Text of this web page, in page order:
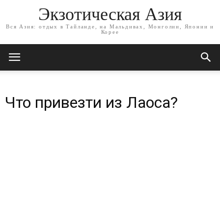
Экзотическая Азия
Вся Азия: отдых в Тайланде, на Мальдивах, Монголии, Японии и
Корее
Что привезти из Лаоса?